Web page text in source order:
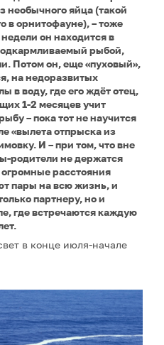
яйца (такой
в орнитофауне), – тоже
он находится в
рыбой,
Потом он, еще «пуховый»,
на недоразвитых
в воду, где его ждёт отец,
1-2 месяцев учит
– пока тот не научится
«вылета отпрыска из
И – при том, что вне
родители не держатся
расстояния
пары на всю жизнь, и
партнеру, но и
где встречаются каждую
в конце июля-начале